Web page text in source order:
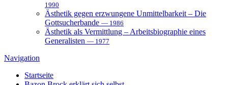
1990
Ästhetik gegen erzwungene Unmittelbarkeit – Die
Gottsucherbande — 1986
Ästhetik als Vermittlung – Arbeitsbiographie eines
Generalisten — 1977
Navigation
Startseite